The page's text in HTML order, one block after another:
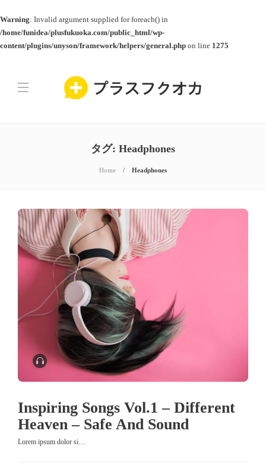
Warning: Invalid argument supplied for foreach() in
/home/funidea/plusfukuoka.com/public_html/wp-
content/plugins/unyson/framework/helpers/general.php on line 1275
タグ: Headphones
Home Headphones
Inspiring Songs Vol.1 – Different
Heaven – Safe And Sound
Lorem ipsum dolor si…